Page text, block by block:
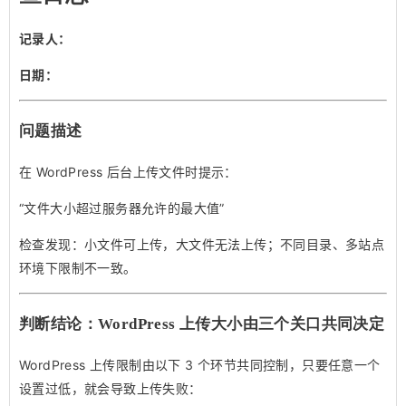
记录人：
日期：
问题描述
在 WordPress 后台上传文件时提示：
“文件大小超过服务器允许的最大值”
检查发现：小文件可上传，大文件无法上传；不同目录、多站点
环境下限制不一致。
判断结论：WordPress 上传大小由三个关口共同决定
WordPress 上传限制由以下 3 个环节共同控制，只要任意一个
设置过低，就会导致上传失败：